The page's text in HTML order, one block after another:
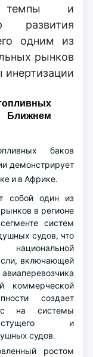
темпы и
развития
одним из
рынков
баков
демонстрирует
и в Африке.
собой один из
в регионе
систем
судов, что
включающей
коммерческой
создает
на системы
и
судов.
ростом